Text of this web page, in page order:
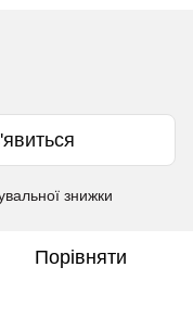
знижки
Порівняти